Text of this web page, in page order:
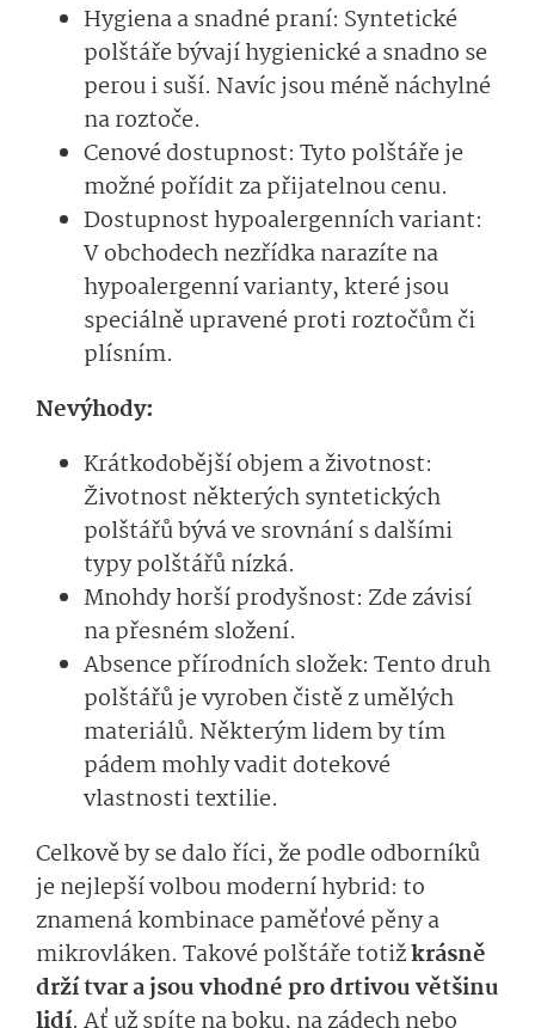
Hygiena a snadné praní: Syntetické
polštáře bývají hygienické a snadno se
perou i suší. Navíc jsou méně náchylné
na roztoče.
Cenové dostupnost: Tyto polštáře je
možné pořídit za přijatelnou cenu.
Dostupnost hypoalergenních variant:
V obchodech nezřídka narazíte na
hypoalergenní varianty, které jsou
speciálně upravené proti roztočům či
plísním.
Nevýhody:
Krátkodobější objem a životnost:
Životnost některých syntetických
polštářů bývá ve srovnání s dalšími
typy polštářů nízká.
Mnohdy horší prodyšnost: Zde závisí
na přesném složení.
Absence přírodních složek: Tento druh
polštářů je vyroben čistě z umělých
materiálů. Některým lidem by tím
pádem mohly vadit dotekové
vlastnosti textilie.
Celkově by se dalo říci, že podle odborníků
je nejlepší volbou moderní hybrid: to
znamená kombinace paměťové pěny a
mikrovláken. Takové polštáře totižkrásně
drží tvar a jsou vhodné pro drtivou většinu